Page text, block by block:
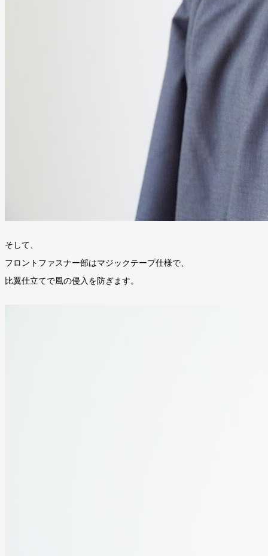
そして、
フロントファスナー部はマジックテープ仕様で、
比翼仕立てで風の侵入を防ぎます。